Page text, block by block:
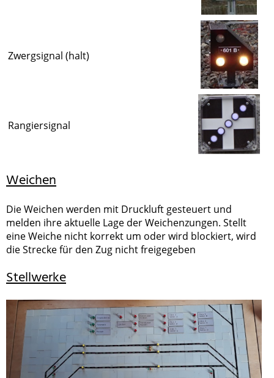
Zwergsignal (halt)
Rangiersignal
Weichen
Die Weichen werden mit Druckluft gesteuert und
melden ihre aktuelle Lage der Weichenzungen. Stellt
eine Weiche nicht korrekt um oder wird blockiert, wird
die Strecke für den Zug nicht freigegeben
Stellwerke